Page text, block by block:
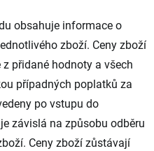
obsahuje informace o
zboží. Ceny zboží
přidané hodnoty a všech
případných poplatků za
po vstupu do
závislá na způsobu odběru
Ceny zboží zůstávají